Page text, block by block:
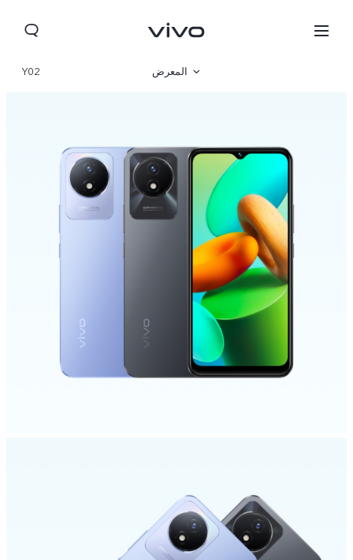
Y02 المعرض
المواصفات